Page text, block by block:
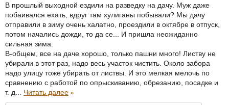
В прошлый выходной ездили на разведку на дачу. Муж даже
побаивался ехать, вдруг там хулиганы побывали? Мы дачу
отправили в зиму очень халатно, проездили в октябре в отпуск,
потом начались дожди, то да се... И пришла неожиданно
сильная зима.
В-общем, все на даче хорошо, только пашни много! Листву не
убирали в этот раз, надо весь участок чистить. Около забора
надо улицу тоже убирать от листвы. И это мелкая мелочь по
сравнению с работой по опрыскиванию, обрезанию, посадке и
т. д... Читать далее»